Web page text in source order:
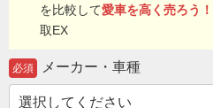
を比較して愛車を高く売ろう！
取EX
必須 メーカー・車種